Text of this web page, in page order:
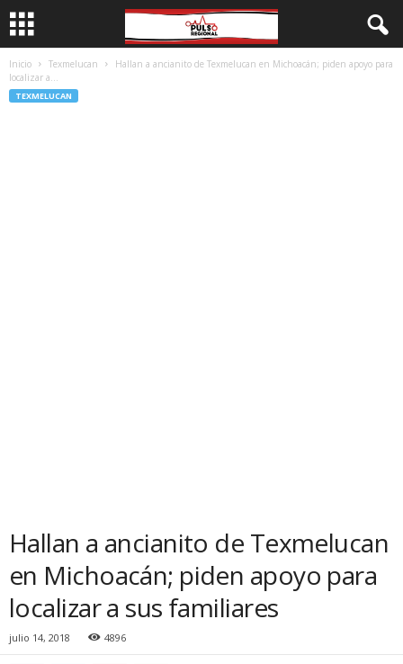
Inicio Texmelucan
Hallan a ancianito de Texmelucan en Michoacán; piden apoyo para
localizar a...
TEXMELUCAN
Hallan a ancianito de Texmelucan
en Michoacán; piden apoyo para
localizar a sus familiares
julio 14, 2018 4896